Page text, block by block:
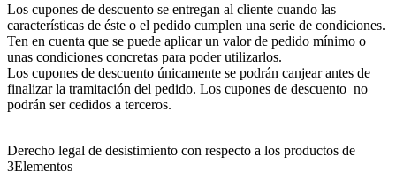
Los cupones de descuento se entregan al cliente cuando las
características de éste o el pedido cumplen una serie de condiciones.
Ten en cuenta que se puede aplicar un valor de pedido mínimo o
unas condiciones concretas para poder utilizarlos.
Los cupones de descuento únicamente se podrán canjear antes de
finalizar la tramitación del pedido. Los cupones de descuento no
podrán ser cedidos a terceros.
Derecho legal de desistimiento con respecto a los productos de
3Elementos